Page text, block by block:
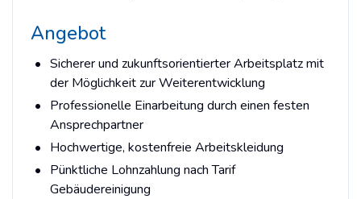
Angebot
Sicherer und zukunftsorientierter Arbeitsplatz mit
der Möglichkeit zur Weiterentwicklung
Professionelle Einarbeitung durch einen festen
Ansprechpartner
Hochwertige, kostenfreie Arbeitskleidung
Pünktliche Lohnzahlung nach Tarif
Gebäudereinigung